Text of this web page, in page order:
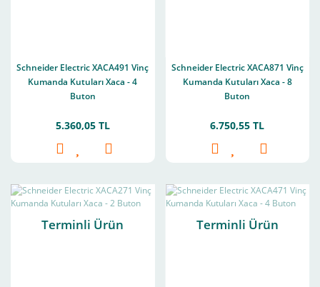
Schneider Electric XACA491 Vinç
Kumanda Kutuları Xaca - 4
Buton
5.360,05 TL
Schneider Electric XACA871 Vinç
Kumanda Kutuları Xaca - 8
Buton
6.750,55 TL
Terminli Ürün Terminli Ürün